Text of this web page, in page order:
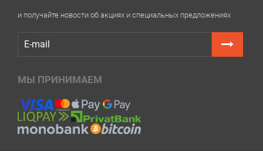
и получайте новости об акциях и специальных предложениях
МЫ ПРИНИМАЕМ